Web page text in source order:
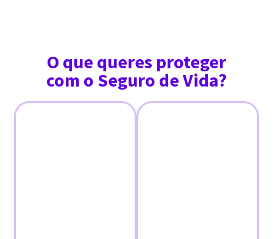
O que queres proteger
com o Seguro de Vida?